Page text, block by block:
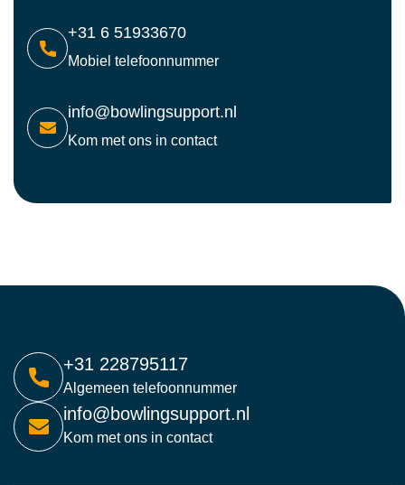
+31 6 51933670
Mobiel telefoonnummer
info@bowlingsupport.nl
Kom met ons in contact
+31 228795117
Algemeen telefoonnummer
info@bowlingsupport.nl
Kom met ons in contact